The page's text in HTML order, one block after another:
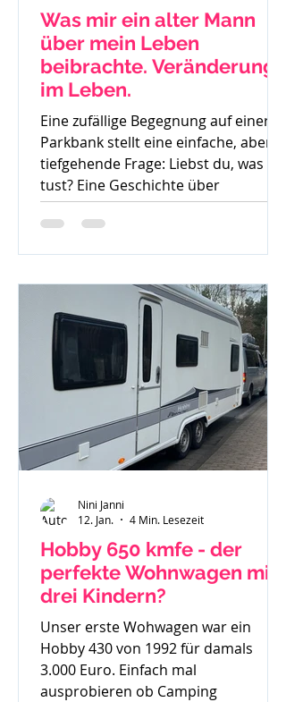
Was mir ein alter Mann
über mein Leben
beibrachte. Veränderung
im Leben.
Eine zufällige Begegnung auf einer
Parkbank stellt eine einfache, aber
tiefgehende Frage: Liebst du, was du
tust? Eine Geschichte über
Gedanken, Mut und den ersten
Schritt zur Veränderung.
Hobby 650 kmfe - der
perfekte Wohnwagen mit
drei Kindern?
Unser erste Wohwagen war ein
Hobby 430 von 1992 für damals
3.000 Euro. Einfach mal
ausprobieren ob Camping
Nini Janni
12. Jan.
4 Min. Lesezeit